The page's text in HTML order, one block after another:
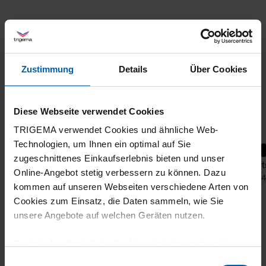
Zustimmung Details Über Cookies
Diese Webseite verwendet Cookies
TRIGEMA verwendet Cookies und ähnliche Web-
Technologien, um Ihnen ein optimal auf Sie
zugeschnittenes Einkaufserlebnis bieten und unser
Online-Angebot stetig verbessern zu können. Dazu
kommen auf unseren Webseiten verschiedene Arten von
Cookies zum Einsatz, die Daten sammeln, wie Sie
unsere Angebote auf welchen Geräten nutzen.
Bermuda Shorts DELUXE Cotton
from 57,40 € from